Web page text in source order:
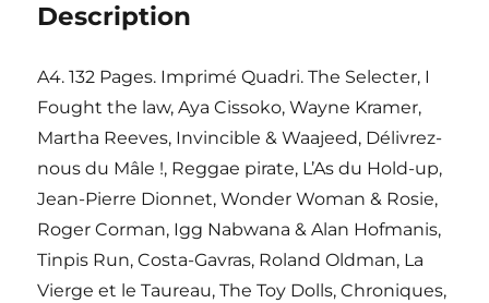
Description
A4. 132 Pages. Imprimé Quadri. The Selecter, I
Fought the law, Aya Cissoko, Wayne Kramer,
Martha Reeves, Invincible & Waajeed, Délivrez-
nous du Mâle !, Reggae pirate, L’As du Hold-up,
Jean-Pierre Dionnet, Wonder Woman & Rosie,
Roger Corman, Igg Nabwana & Alan Hofmanis,
Tinpis Run, Costa-Gavras, Roland Oldman, La
Vierge et le Taureau, The Toy Dolls, Chroniques,